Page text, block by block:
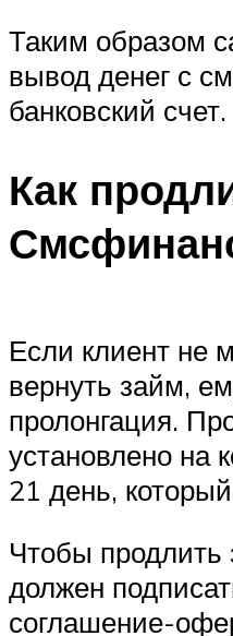
Таким образом
вывод денег с
банковский счет.
Как
Если клиент не
вернуть займ,
пролонгация.
установлено на
21 день,
Чтобы продлить
должен
соглашение-